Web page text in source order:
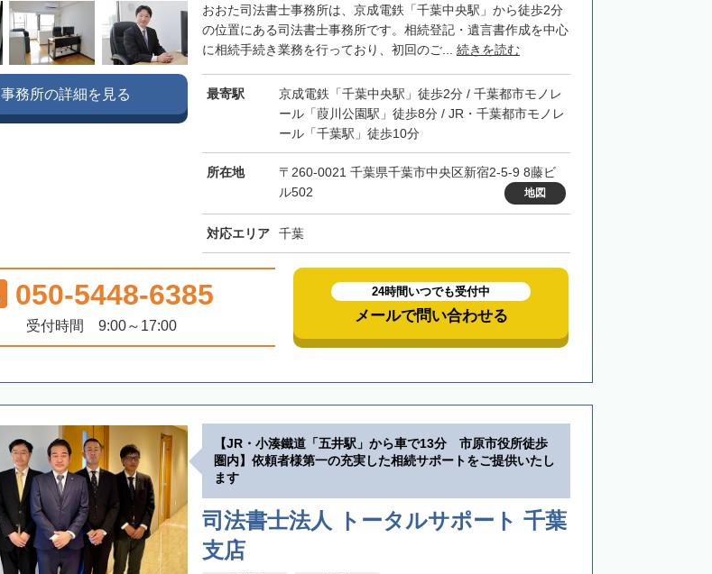
おおた司法書士事務所は、京成電鉄「千葉中央駅」から徒歩2分
の位置にある司法書士事務所です。相続登記・遺言書作成を中心
に相続手続き業務を行っており、初回のご... 続きを読む
最寄駅
京成電鉄「千葉中央駅」徒歩2分 / 千葉都市モノレ
ール「葭川公園駅」徒歩8分 / JR・千葉都市モノレ
ール「千葉駅」徒歩10分
所在地
〒260-0021 千葉県千葉市中央区新宿2-5-9 8藤ビ
ル502
地図
対応エリア 千葉
事務所の詳細を見る
050-5448-6385
受付時間 9:00～17:00
24時間いつでも受付中
メールで問い合わせる
【JR・小湊鐵道「五井駅」から車で13分 市原市役所徒歩
圏内】依頼者様第一の充実した相続サポートをご提供いたし
ます
司法書士法人 トータルサポート 千葉
支店